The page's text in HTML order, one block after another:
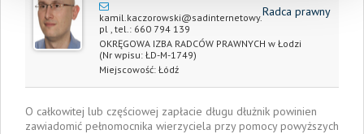
Radca prawny
kamil.kaczorowski@sadinternetowy.
pl , tel.: 660 794 139
OKRĘGOWA IZBA RADCÓW PRAWNYCH w Łodzi
(Nr wpisu: ŁD-M-1749)
Miejscowość: Łódź
O całkowitej lub częściowej zapłacie długu dłużnik powinien
zawiadomić pełnomocnika wierzyciela przy pomocy powyższych